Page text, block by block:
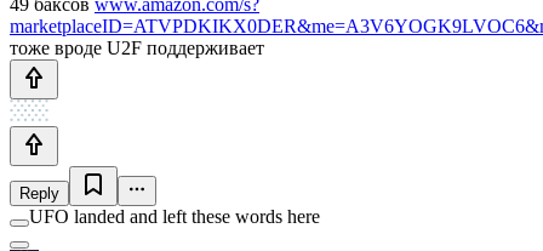
тоже вроде U2F поддерживает
Reply
UFO landed and left these words here